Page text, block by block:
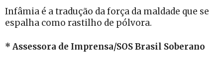
Infâmia é a tradução da força da maldade que se
espalha como rastilho de pólvora.
* Assessora de Imprensa/SOS Brasil Soberano